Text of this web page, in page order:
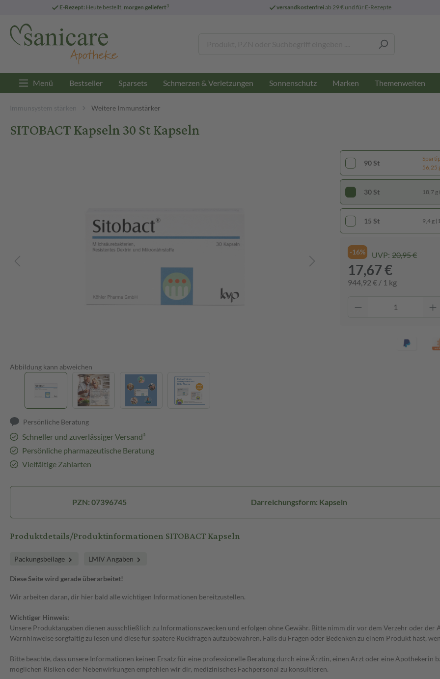
E-Rezept: Heute bestellt, morgen geliefert3 versandkostenfreiab 29 € und für E-Rezepte
Menü Bestseller Sparsets Schmerzen & Verletzungen Sonnenschutz Marken Themenwelten
Immunsystem stärken Weitere Immunstärker
SITOBACT Kapseln 30 St Kapseln
Abbildung kann abweichen
Persönliche Beratung
Schneller und zuverlässiger Versand³
Persönliche pharmazeutische Beratung
Vielfältige Zahlarten
90 St
56,25
30 St 18,7 g
15 St 9,4 g
-16% UVP: 20,95 €
17,67 €
944,92 € / 1 kg
PZN: 07396745 Darreichungsform: Kapseln
Produktdetails/Produktinformationen SITOBACT Kapseln
Packungsbeilage LMIV Angaben
Diese Seite wird gerade überarbeitet!
Wir arbeiten daran, dir hier bald alle wichtigen Informationen bereitzustellen.
Wichtiger Hinweis:
Unsere Produktangaben dienen ausschließlich zu Informationszwecken und erfolgen ohne Gewähr. Bitte nimm dir vor dem Verzehr oder
Warnhinweise sorgfältig zu lesen und diese für spätere Rückfragen aufzubewahren. Falls du Fragen oder Bedenken zu einem Produkt hast,
Bitte beachte, dass unsere Informationen keinen Ersatz für eine professionelle Beratung durch eine Ärztin, einen Arzt oder eine Apothekerin
möglichen Risiken oder Nebenwirkungen empfehlen wir dir, medizinisches Fachpersonal zu konsultieren.